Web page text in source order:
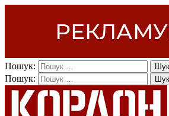
Пошук:
Пошук: